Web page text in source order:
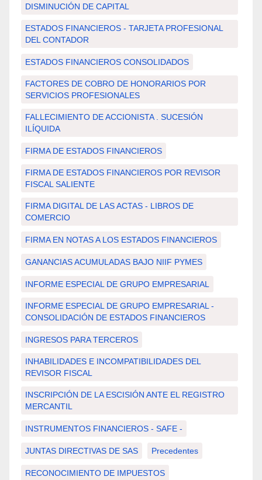
DISMINUCIÓN DE CAPITAL
ESTADOS FINANCIEROS - TARJETA PROFESIONAL
DEL CONTADOR
ESTADOS FINANCIEROS CONSOLIDADOS
FACTORES DE COBRO DE HONORARIOS POR
SERVICIOS PROFESIONALES
FALLECIMIENTO DE ACCIONISTA . SUCESIÓN
ILÍQUIDA
FIRMA DE ESTADOS FINANCIEROS
FIRMA DE ESTADOS FINANCIEROS POR REVISOR
FISCAL SALIENTE
FIRMA DIGITAL DE LAS ACTAS - LIBROS DE
COMERCIO
FIRMA EN NOTAS A LOS ESTADOS FINANCIEROS
GANANCIAS ACUMULADAS BAJO NIIF PYMES
INFORME ESPECIAL DE GRUPO EMPRESARIAL
INFORME ESPECIAL DE GRUPO EMPRESARIAL -
CONSOLIDACIÓN DE ESTADOS FINANCIEROS
INGRESOS PARA TERCEROS
INHABILIDADES E INCOMPATIBILIDADES DEL
REVISOR FISCAL
INSCRIPCIÓN DE LA ESCISIÓN ANTE EL REGISTRO
MERCANTIL
INSTRUMENTOS FINANCIEROS - SAFE -
JUNTAS DIRECTIVAS DE SAS Precedentes
RECONOCIMIENTO DE IMPUESTOS